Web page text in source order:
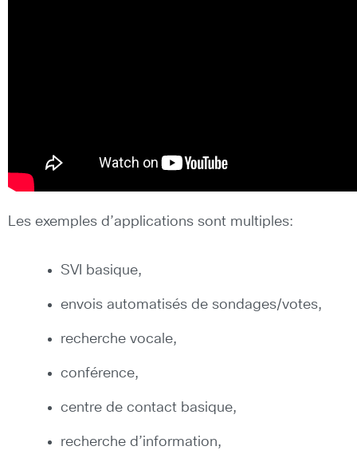
Les exemples d’applications sont multiples:
SVI basique,
envois automatisés de sondages/votes,
recherche vocale,
conférence,
centre de contact basique,
recherche d’information,